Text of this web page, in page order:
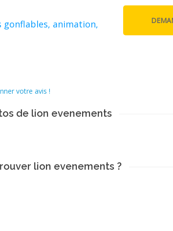
animation,
votre avis !
de lion evenements
lion evenements ?